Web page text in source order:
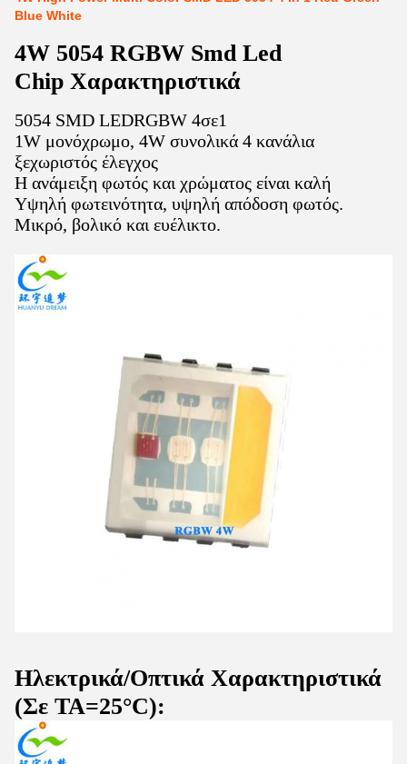
Blue White
4W 5054 RGBW Smd Led
Chip Χαρακτηριστικά
5054 SMD LEDRGBW 4σε1
1W μονόχρωμο, 4W συνολικά 4 κανάλια
ξεχωριστός έλεγχος
Η ανάμειξη φωτός και χρώματος είναι καλή
Υψηλή φωτεινότητα, υψηλή απόδοση φωτός.
Μικρό, βολικό και ευέλικτο.
Ηλεκτρικά/Οπτικά Χαρακτηριστικά
(Σε TA=25°C):